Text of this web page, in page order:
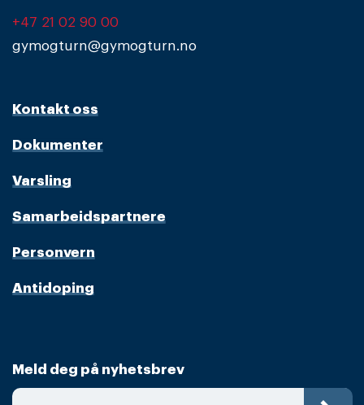
+47 21 02 90 00
gymogturn@gymogturn.no
Kontakt oss
Dokumenter
Varsling
Samarbeidspartnere
Personvern
Antidoping
Meld deg på nyhetsbrev